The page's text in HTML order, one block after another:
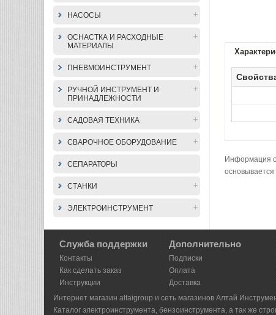
НАСОСЫ
ОСНАСТКА И РАСХОДНЫЕ
МАТЕРИАЛЫ
ПНЕВМОИНСТРУМЕНТ
РУЧНОЙ ИНСТРУМЕНТ И
ПРИНАДЛЕЖНОСТИ
САДОВАЯ ТЕХНИКА
СВАРОЧНОЕ ОБОРУДОВАНИЕ
СЕПАРАТОРЫ
СТАНКИ
ЭЛЕКТРОИНСТРУМЕНТ
Информация о
основывается
Служба поддержки
Контакты
Как сделать заказ
Инструкции
Дополнительно
Подписки
Оплата
Доставка
Интернет магазин altaigroup и сеть магазинов Алтай
Каталог электроинструмента, бензоинструмента, а так же